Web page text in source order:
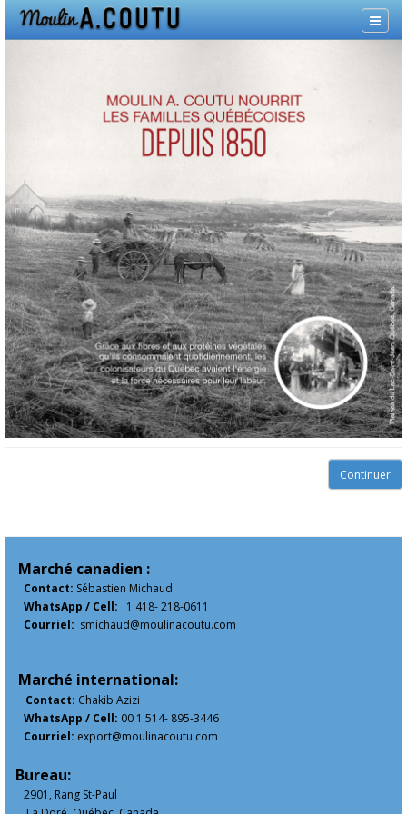
Continuer
Marché canadien :
Contact: Sébastien Michaud
WhatsApp / Cell:
1 418- 218-0611
Courriel: smichaud@moulinacoutu.com
Marché international:
Contact: Chakib Azizi
WhatsApp / Cell: 00 1 514- 895-3446
Courriel: export@moulinacoutu.com
Bureau:
2901, Rang St-Paul